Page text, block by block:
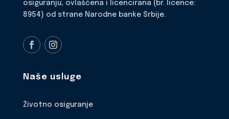
osiguranju, ovlašćena i licencirana (br. licence:
8954) od strane Narodne banke Srbije.
Naše usluge
Životno osiguranje